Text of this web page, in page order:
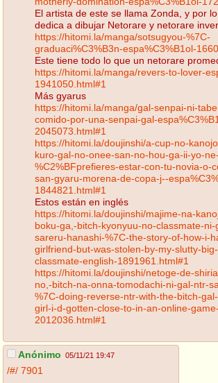
El artista de este se llama Zonda, y por
dedica a dibujar Netorare y netorare
https://hitomi.la/manga/sotsugyou-%7C-
graduaci%C3%B3n-espa%C3%B1ol-
Este tiene todo lo que un netorare
https://hitomi.la/manga/revers-to-lover-
1941050.html#1
Más gyarus
https://hitomi.la/manga/gal-senpai-ni-
comido-por-una-senpai-gal-
2045073.html#1
https://hitomi.la/doujinshi/a-cup-no-
kuro-gal-no-onee-san-no-hou-ga-ii-yo-
%C2%BFprefieres-estar-con-tu-novia-o-
san-gyaru-morena-de-copa-j--
1844821.html#1
Estos están en inglés
https://hitomi.la/doujinshi/majime-na-
boku-ga,-bitch-kyonyuu-no-classmate-ni-
sareru-hanashi-%7C-the-story-of-how-i-
girlfriend-but-was-stolen-by-my-slutty-
classmate-english-1891961.html#1
https://hitomi.la/doujinshi/netoge-de-
no,-bitch-na-onna-tomodachi-ni-gal-ntr-
%7C-doing-reverse-ntr-with-the-bitch-
girl-i-d-gotten-close-to-in-an-online-
2012036.html#1
Anónimo 05/11/21 19:47
/#/ 7901